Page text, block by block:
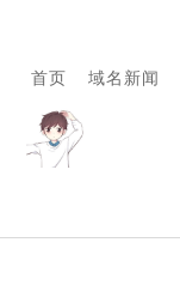
首页 域名新闻